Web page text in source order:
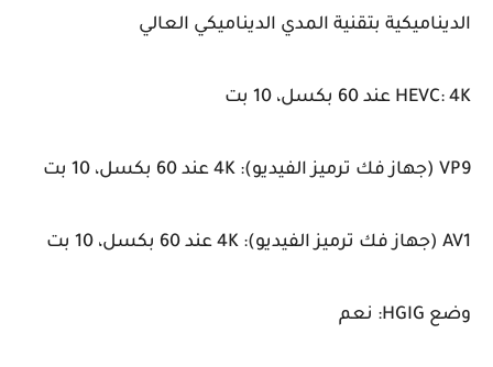
الديناميكية بتقنية المدي الديناميكي العالي
HEVC: 4K عند 60 بكسل، 10 بت
VP9 (جهاز فك ترميز الفيديو): 4K عند 60 بكسل، 10 بت
AV1 (جهاز فك ترميز الفيديو): 4K عند 60 بكسل، 10 بت
وضع HGIG: نعم